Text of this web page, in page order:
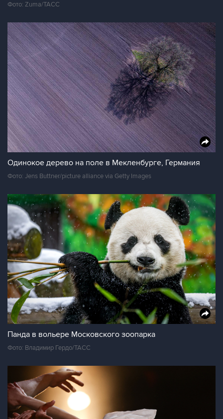
Фото: Zuma/ТАСС
Одинокое дерево на поле в Мекленбурге, Германия
Фото: Jens Buttner/picture alliance via Getty Images
Панда в вольере Московского зоопарка
Фото: Владимир Гердо/ТАСС